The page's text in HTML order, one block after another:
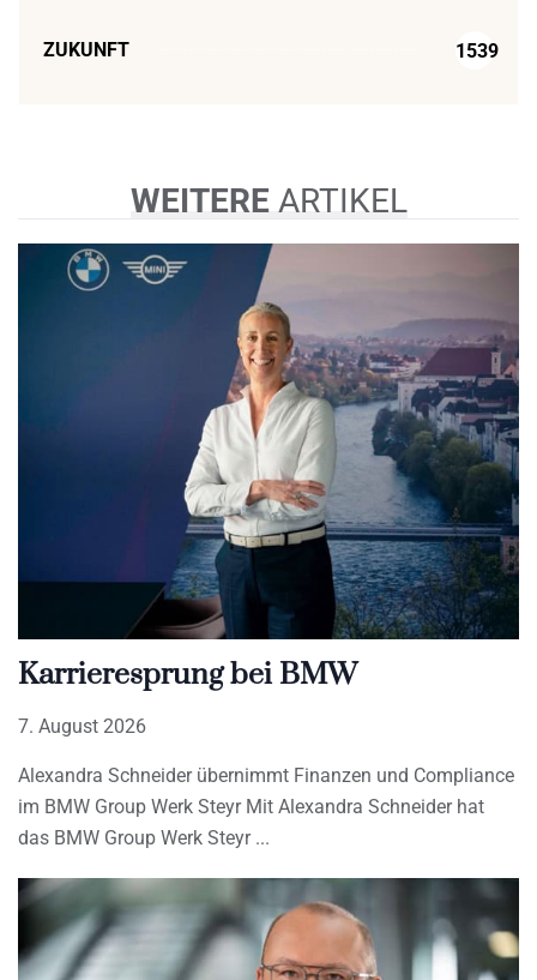
ZUKUNFT 1539
WEITEREARTIKEL
Karrieresprung bei BMW
7. August 2026
Alexandra Schneider übernimmt Finanzen und Compliance
im BMW Group Werk Steyr Mit Alexandra Schneider hat
das BMW Group Werk Steyr